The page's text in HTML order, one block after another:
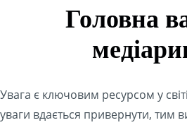
Головна
Увага є ключовим ресурсом у
уваги вдається привернути, тим